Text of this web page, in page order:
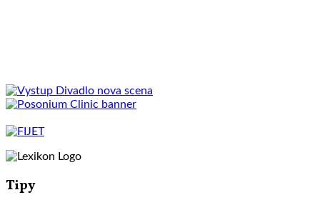
Tipy